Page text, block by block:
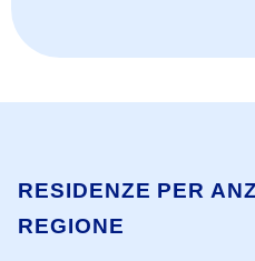
RESIDENZE PER
REGIONE